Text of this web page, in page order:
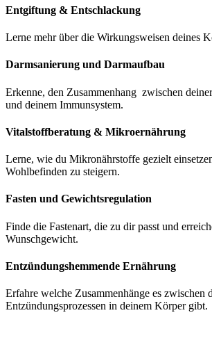
Entgiftung & Entschlackung
Lerne mehr über die Wirkungsweisen deines
Darmsanierung und Darmaufbau
Erkenne, den Zusammenhang zwischen
und deinem Immunsystem.
Vitalstoffberatung & Mikroernährung
Lerne, wie du Mikronährstoffe gezielt
Wohlbefinden zu steigern.
Fasten und Gewichtsregulation
Finde die Fastenart, die zu dir passt und
Wunschgewicht.
Entzündungshemmende Ernährung
Erfahre welche Zusammenhänge es zwischen
Entzündungsprozessen in deinem Körper gibt.